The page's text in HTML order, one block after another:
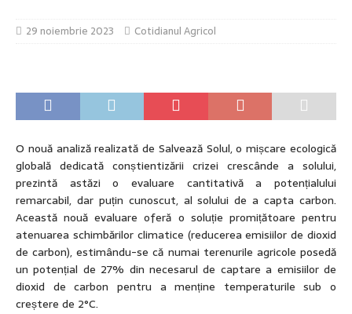
29 noiembrie 2023 Cotidianul Agricol
O nouă analiză realizată de Salvează Solul, o mișcare ecologică
globală dedicată conștientizării crizei crescânde a solului,
prezintă astăzi o evaluare cantitativă a potențialului
remarcabil, dar puțin cunoscut, al solului de a capta carbon.
Această nouă evaluare oferă o soluție promițătoare pentru
atenuarea schimbărilor climatice (reducerea emisiilor de dioxid
de carbon), estimându-se că numai terenurile agricole posedă
un potențial de 27% din necesarul de captare a emisiilor de
dioxid de carbon pentru a menține temperaturile sub o
creștere de 2°C.